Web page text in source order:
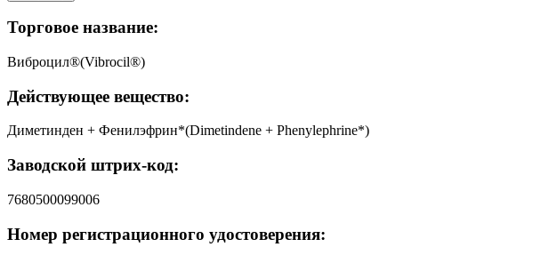
Торговое название:
Виброцил®(Vibrocil®)
Действующее вещество:
Диметинден + Фенилэфрин*(Dimetindene + Phenylephrine*)
Заводской штрих-код:
7680500099006
Номер регистрационного удостоверения: